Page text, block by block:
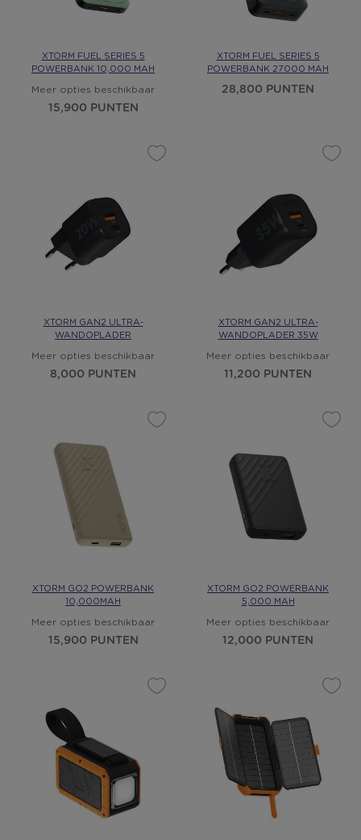
XTORM FUEL SERIES 5
POWERBANK 10,000 MAH
Meer opties beschikbaar
15,900 PUNTEN
XTORM FUEL SERIES 5
POWERBANK 27000 MAH
28,800 PUNTEN
XTORM GAN2 ULTRA-
WANDOPLADER
Meer opties beschikbaar
8,000 PUNTEN
XTORM GAN2 ULTRA-
WANDOPLADER 35W
Meer opties beschikbaar
11,200 PUNTEN
XTORM GO2 POWERBANK
10,000MAH
Meer opties beschikbaar
15,900 PUNTEN
XTORM GO2 POWERBANK
5,000 MAH
Meer opties beschikbaar
12,000 PUNTEN